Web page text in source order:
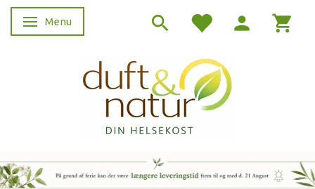
Skifte navigation
Menu